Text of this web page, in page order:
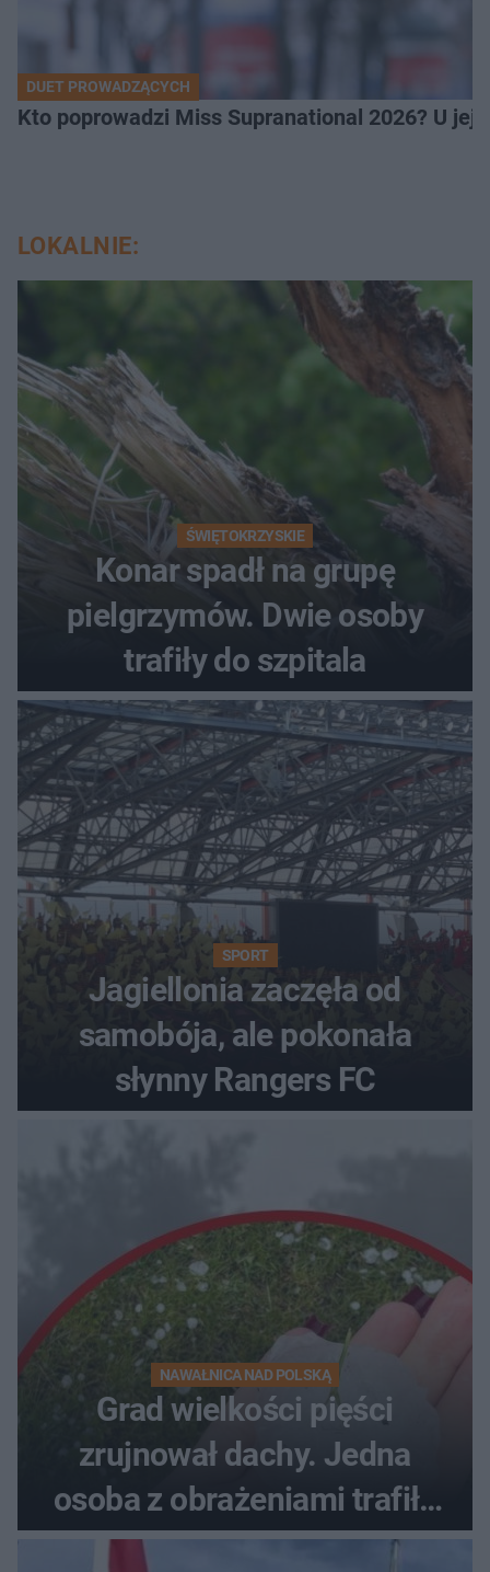
DUET PROWADZĄCYCH
Kto poprowadzi Miss Supranational 2026? U jej
LOKALNIE:
ŚWIĘTOKRZYSKIE
Konar spadł na grupę
pielgrzymów. Dwie osoby
trafiły do szpitala
SPORT
Jagiellonia zaczęła od
samobója, ale pokonała
słynny Rangers FC
NAWAŁNICA NAD POLSKĄ
Grad wielkości pięści
zrujnował dachy. Jedna
osoba z obrażeniami trafiła
do szpitala